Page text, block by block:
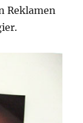
Reklamen